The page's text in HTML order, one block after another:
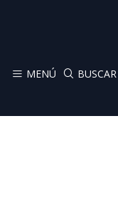
MENÚ BUSCAR